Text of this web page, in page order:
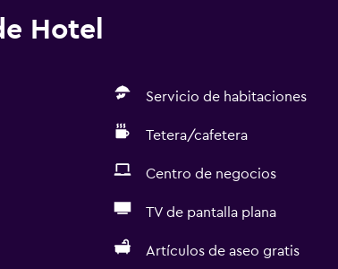
Hotel
Servicio de habitaciones
Tetera/cafetera
Centro de negocios
TV de pantalla plana
Artículos de aseo gratis